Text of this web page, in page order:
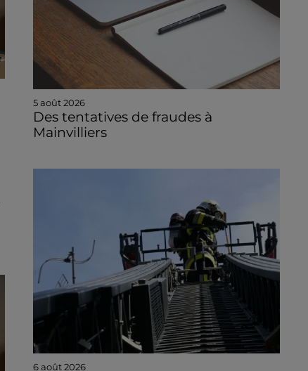
5 août 2026
Des tentatives de fraudes à
Mainvilliers
6 août 2026